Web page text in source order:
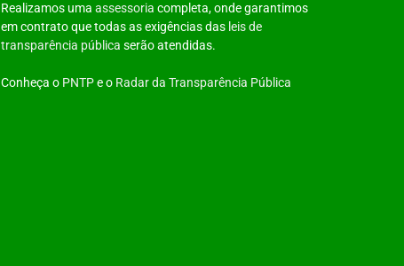
Realizamos uma assessoria completa, onde garantimos
em contrato que todas as exigências das leis de
transparência pública serão atendidas.
Conheça o PNTPe o Radar da Transparência Pública